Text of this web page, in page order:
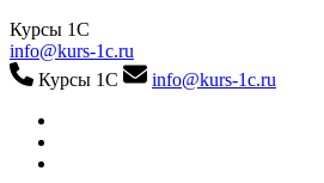
Курсы 1С
info@kurs-1c.ru
Курсы 1С
info@kurs-1c.ru